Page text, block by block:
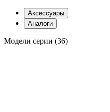
Аксессуары
Аналоги
Модели серии (36)